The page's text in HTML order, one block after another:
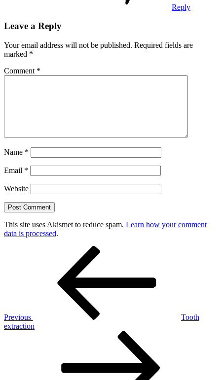
Reply
Leave a Reply
Your email address will not be published. Required fields are
marked *
Comment *
Name *
Email *
Website
This site uses Akismet to reduce spam. Learn how your comment
data is processed.
Previous
Tooth
extraction